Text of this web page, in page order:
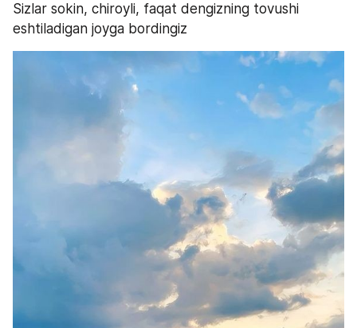
Sizlar sokin, chiroyli, faqat dengizning tovushi
eshtiladigan joyga bordingiz